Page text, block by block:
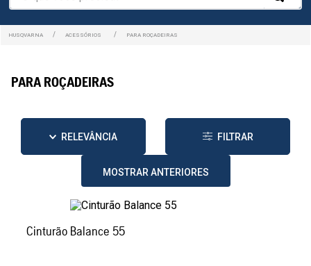
ACESSÓRIOS PARA ROÇADEIRAS
PARA ROÇADEIRAS
RELEVÂNCIA FILTRAR
MOSTRAR ANTERIORES
Cinturão Balance 55